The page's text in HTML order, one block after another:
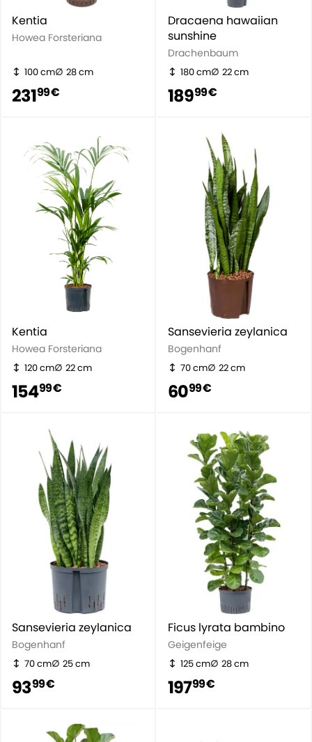
Kentia
Howea Forsteriana
100 cm 28 cm
23199 €
Dracaena hawaiian
sunshine
Drachenbaum
180 cm 22 cm
18999 €
Kentia
Howea Forsteriana
120 cm 22 cm
15499 €
Sansevieria zeylanica
Bogenhanf
70 cm 22 cm
6099 €
Sansevieria zeylanica
Bogenhanf
70 cm 25 cm
9399 €
Ficus lyrata bambino
Geigenfeige
125 cm 28 cm
19799 €